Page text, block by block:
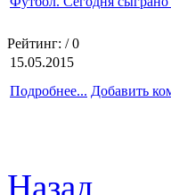
Рейтинг: / 0
15.05.2015
Подробнее... Добавить
Назад